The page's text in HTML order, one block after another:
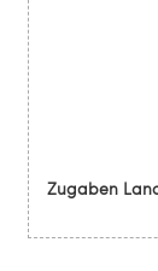
Zugaben